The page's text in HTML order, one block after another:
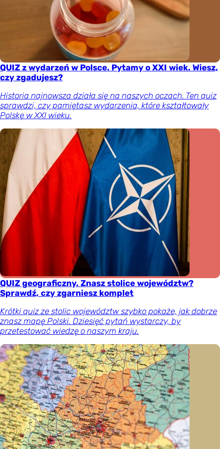
QUIZ z wydarzeń w Polsce. Pytamy o XXI wiek. Wiesz,
czy zgadujesz?
Historia najnowsza działa się na naszych oczach. Ten quiz
sprawdzi, czy pamiętasz wydarzenia, które kształtowały
Polskę w XXI wieku.
QUIZ geograficzny. Znasz stolice województw?
Sprawdź, czy zgarniesz komplet
Krótki quiz ze stolic województw szybko pokaże, jak dobrze
znasz mapę Polski. Dziesięć pytań wystarczy, by
przetestować wiedzę o naszym kraju.